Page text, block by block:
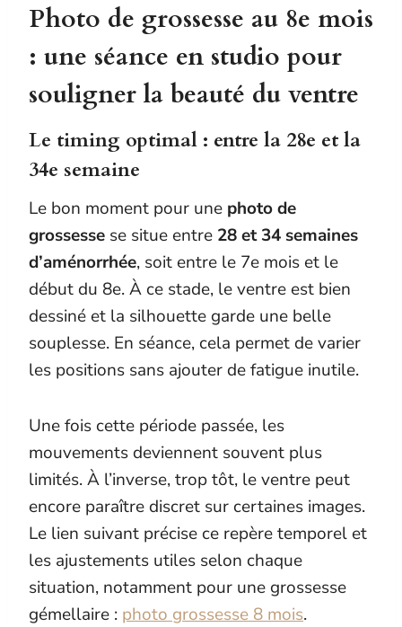
Photo de grossesse au 8e mois
: une séance en studio pour
souligner la beauté du ventre
Le timing optimal : entre la 28e et la
34e semaine
Le bon moment pour une photo de
grossesse se situe entre 28 et 34 semaines
d’aménorrhée, soit entre le 7e mois et le
début du 8e. À ce stade, le ventre est bien
dessiné et la silhouette garde une belle
souplesse. En séance, cela permet de varier
les positions sans ajouter de fatigue inutile.
Une fois cette période passée, les
mouvements deviennent souvent plus
limités. À l’inverse, trop tôt, le ventre peut
encore paraître discret sur certaines images.
Le lien suivant précise ce repère temporel et
les ajustements utiles selon chaque
situation, notamment pour une grossesse
gémellaire : photo grossesse 8 mois.